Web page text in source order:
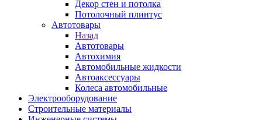
Декор стен и потолка
Потолочный плинтус
Автотовары
Назад
Автотовары
Автохимия
Автомобильные жидкости
Автоаксессуары
Колеса автомобильные
Электрооборудование
Строительные материалы